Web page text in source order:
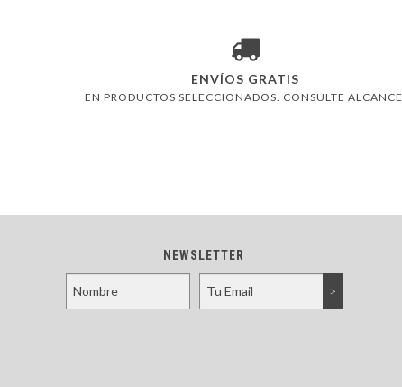
ENVÍOS GRATIS
EN PRODUCTOS SELECCIONADOS. CONSULTE ALCANCE.
NEWSLETTER